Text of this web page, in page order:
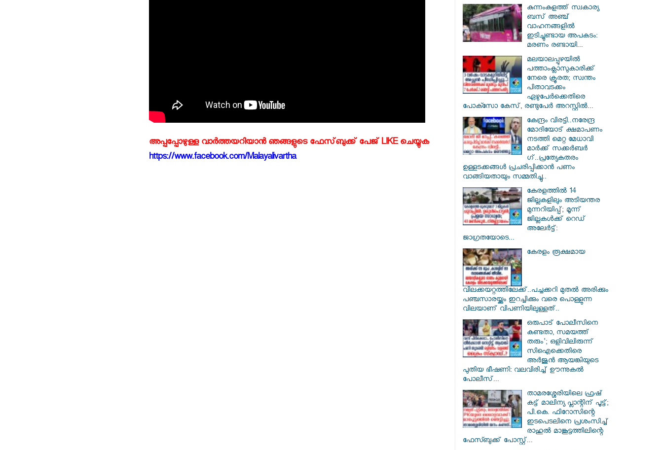
അപ്പപ്പോഴുള്ള വാര്‍ത്തയറിയാന്‍ ഞങ്ങളുടെ ഫേസ്‌ബുക്ക്‌ പേജ് LIKE ചെയ്യുക
https://www.facebook.com/Malayalivartha
കുന്നംകുളത്ത് സ്വകാര്യ
ബസ് അഞ്ച്
വാഹനങ്ങളിൽ
ഇടിച്ചുണ്ടായ അപകടം:
മരണം രണ്ടായി...
മലയാലപ്പുഴയിൽ
പത്താംക്ലാസുകാരിക്ക്
നേരെ ക്രൂരത; സ്വന്തം
പിതാവടക്കം
ഏഴുപേർക്കെതിരെ
പോക്സോ കേസ്, രണ്ടുപേർ അറസ്റ്റിൽ...
കേന്ദ്രം വിരട്ടി..നരേന്ദ്ര
മോദിയോട് ക്ഷമാപണം
നടത്തി മെറ്റ മേധാവി
മാർക്ക് സക്കർബർ​
ഗ്..പ്രത്യേകതരം
ഉള്ളടക്കങ്ങൾ പ്രചരിപ്പിക്കാൻ പണം
വാങ്ങിയതായും സമ്മതിച്ചു..
കേരളത്തിൽ 14
ജില്ലകളിലും അടിയന്തര
മുന്നറിയിപ്പ്; മൂന്ന്
ജില്ലകൾക്ക് റെഡ്
അലേർട്ട്:
ജാഗ്രതയോടെ...
കേരളം രൂക്ഷമായ
വിലക്കയറ്റത്തിലേക്ക്..പച്ചക്കറി മുതൽ അരിക്കും
പഞ്ചസാരയ്ക്കും ഇറച്ചിക്കും വരെ പൊള്ളുന്ന
വിലയാണ് വിപണിയിലുള്ളത്..
ഒരുപാട് പോലീസിനെ
കണ്ടതാ, സമയത്ത്
തരും'; ഒളിവിലിരുന്ന്
സിഐക്കെതിരെ
അർജുൻ ആയങ്കിയുടെ
പുതിയ ഭീഷണി: വലവിരിച്ച് ഊന്നുകൽ
പോലീസ്...
താമരശ്ശേരിയിലെ ഫ്രഷ്
കട്ട് മാലിന്യ പ്ലാന്റിന് പൂട്ട്;
പി.കെ. ഫിറോസിന്റെ
ഇടപെടലിനെ പ്രശംസിച്ച്
രാഹുൽ മാങ്കൂട്ടത്തിലിന്റെ
ഫേസ്ബുക്ക് പോസ്റ്റ്...